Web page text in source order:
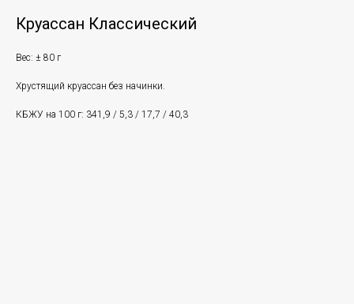
Круассан Классический
Вес: ± 80 г
Хрустящий круассан без начинки.
КБЖУ на 100 г: 341,9 / 5,3 / 17,7 / 40,3